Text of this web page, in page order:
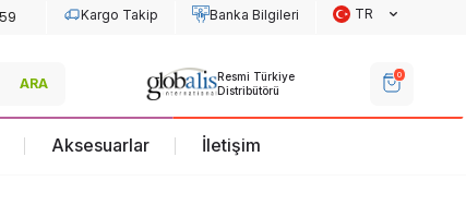
Kargo Takip Banka Bilgileri TR
ARA
Resmi Türkiye
Distribütörü
Resmi Türkiye
Distribütörü
0
Aksesuarlar İletişim